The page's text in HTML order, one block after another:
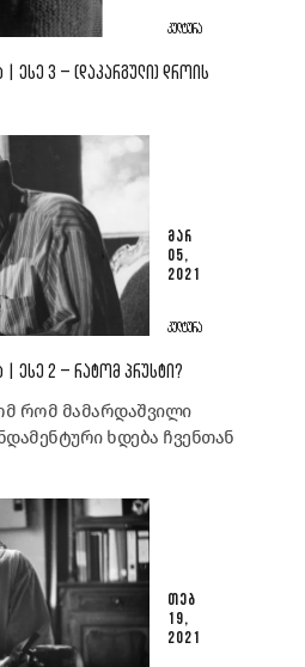
ᲙᲣᲚᲢᲣᲠᲐ
| ᲔᲡᲔ 3 – (ᲓᲐᲙᲐᲠᲒᲣᲚᲘ) ᲓᲠᲝᲘᲡ
ᲛᲐᲠ
05,
2021
ᲙᲣᲚᲢᲣᲠᲐ
| ᲔᲡᲔ 2 – ᲠᲐᲢᲝᲛ ᲞᲠᲣᲡᲢᲘ?
რომ მამარდაშვილი
ხდება ჩვენთან
ᲗᲔᲑ
19,
2021